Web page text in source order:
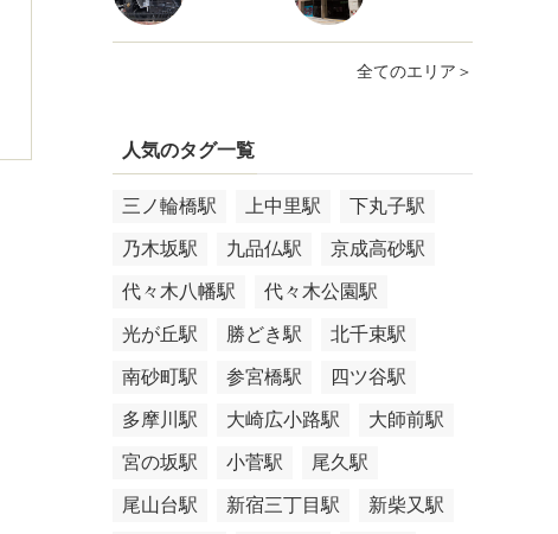
全てのエリア＞
人気のタグ一覧
三ノ輪橋駅 上中里駅 下丸子駅
乃木坂駅 九品仏駅 京成高砂駅
代々木八幡駅 代々木公園駅
光が丘駅 勝どき駅 北千束駅
南砂町駅 参宮橋駅 四ツ谷駅
多摩川駅 大崎広小路駅 大師前駅
宮の坂駅 小菅駅 尾久駅
尾山台駅 新宿三丁目駅 新柴又駅